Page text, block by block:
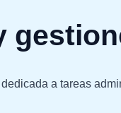
a tareas